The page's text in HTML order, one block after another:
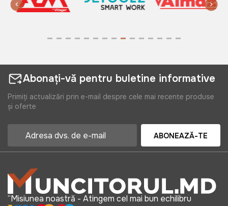
Abonați-vă pentru buletine informative
Primiți actualizări prin e-mail despre cele mai recente produse
și oferte
ABONEAZĂ-TE
“Misiunea noastră - Atingem cel mai bun echilibru